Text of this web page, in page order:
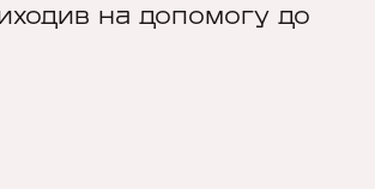
на допомогу до